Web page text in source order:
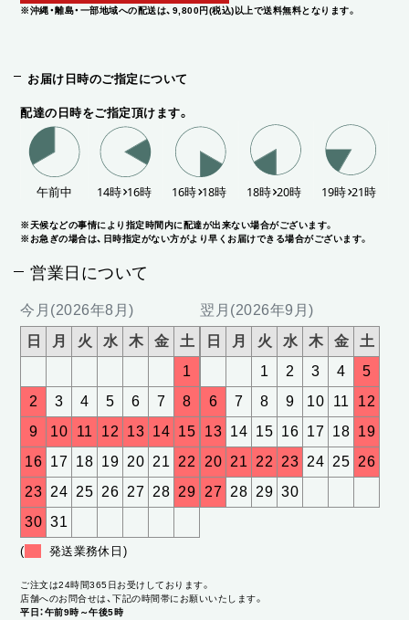
※沖縄・離島・一部地域への配送は、9,800円(税込)以上で送料無料となります。
お届け日時のご指定について
配達の日時をご指定頂けます。
※天候などの事情により指定時間内に配達が出来ない場合がございます。
※お急ぎの場合は、日時指定がない方がより早くお届けできる場合がございます。
営業日について
今月(2026年8月)
日 月 火 水 木 金
土
1
2
3 4 5 6 7
8
9
10 11 12 13 14 15
16 17 18 19 20 21
22
23 24 25 26 27 28 29
30 31
翌月(2026年9月)
日 月 火 水 木 金
土
1
2 3 4
5
6
7 8 9 10 11
12
13 14 15 16 17 18 19
20 21 22 23 24 25 26
27 28 29 30
( 発送業務休日)
ご注文は24時間365日お受けしております。
店舗へのお問合せは、下記の時間帯にお願いいたします。
平日：午前9時～午後5時